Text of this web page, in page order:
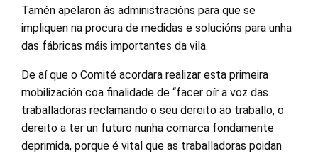
Tamén apelaron ás administracións para que se
impliquen na procura de medidas e solucións para unha
das fábricas máis importantes da vila.
De aí que o Comité acordara realizar esta primeira
mobilización coa finalidade de “facer oír a voz das
traballadoras reclamando o seu dereito ao traballo, o
dereito a ter un futuro nunha comarca fondamente
deprimida, porque é vital que as traballadoras poidan